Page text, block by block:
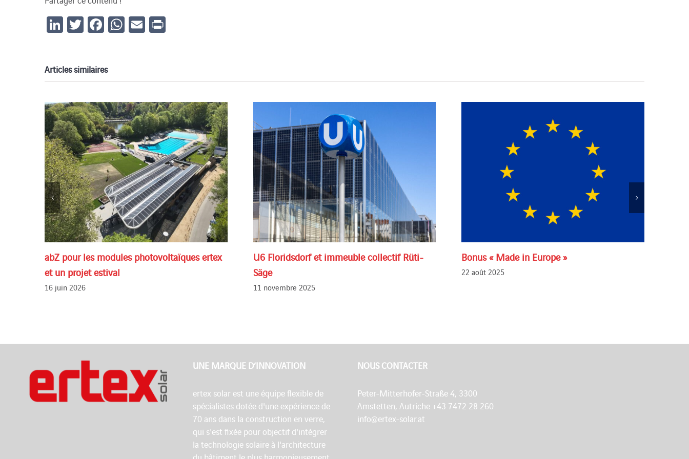
LinkedIn
TwitterFacebook
WhatsApp
Email
Articles similaires
abZ pour les modules photovoltaïques ertex
et un projet estival
16 juin 2026
U6 Floridsdorf et immeuble collectif Rüti-
Säge
11 novembre 2025
Bonus « Made in Europe »
22 août 2025
UNE MARQUE D’INNOVATION
ertex solar est une équipe flexible de
spécialistes dotée d'une expérience de
70 ans dans la construction en verre,
qui s'est fixée pour objectif d'intégrer
la technologie solaire à l'architecture
NOUS CONTACTER
Peter-Mitterhofer-Straße 4, 3300
Amstetten, Autriche +43 7472 28 260
info@ertex-solar.at